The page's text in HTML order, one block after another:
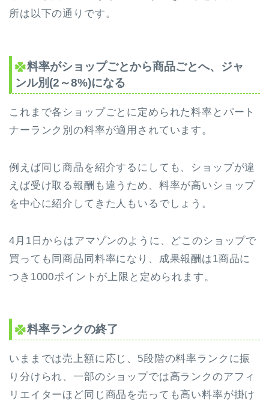
所は以下の通りです。
料率がショップごとから商品ごとへ、ジャ
ンル別(2～8%)になる
これまで各ショップごとに定められた料率とパート
ナーランク別の料率が適用されています。
例えば同じ商品を紹介するにしても、ショップが違
えば受け取る報酬も違うため、料率が高いショップ
を中心に紹介してきた人もいるでしょう。
4月1日からはアマゾンのように、どこのショップで
買っても同商品同料率になり、成果報酬は1商品に
つき1000ポイントが上限と定められます。
料率ランクの終了
いままでは売上額に応じ、5段階の料率ランクに振
り分けられ、一部のショップでは高ランクのアフィ
リエイターほど同じ商品を売っても高い料率が掛け